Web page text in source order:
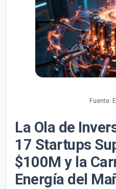
Fuente:
La Ola de
17 Startups
$100M y la
Energía del